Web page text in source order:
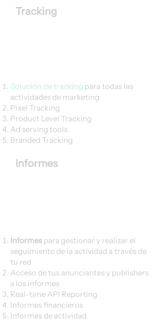
Tracking
Solución de tracking para todas las
actividades de marketing
Pixel Tracking
Product Level Tracking
Ad serving tools
Branded Tracking
Informes
Informes para gestionar y realizar el
seguimiento de la actividad a través de
tu red
Acceso de tus anunciantes y publishers
a los informes
Real-time API Reporting
Informes financieros
Informes de actividad